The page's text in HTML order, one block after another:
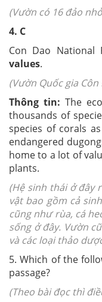
(Vườn có 16 đảo
4. C
Con Dao
values.
(Vườn Quốc gia
Thông tin: The
thousands of
species of corals
endangered
home to a lot of
plants.
(Hệ sinh thái ở đây
vật bao gồm cả
cũng như rùa, cá
sống ở đây. Vườn
và các loại thảo
5. Which of the
passage?
(Theo bài đọc thì